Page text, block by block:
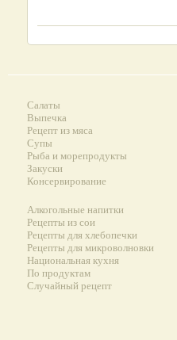
Салаты
Выпечка
Рецепт из мяса
Супы
Рыба и морепродукты
Закуски
Консервирование
Алкогольные напитки
Рецепты из сои
Рецепты для хлебопечки
Рецепты для микроволновки
Национальная кухня
По продуктам
Случайный рецепт